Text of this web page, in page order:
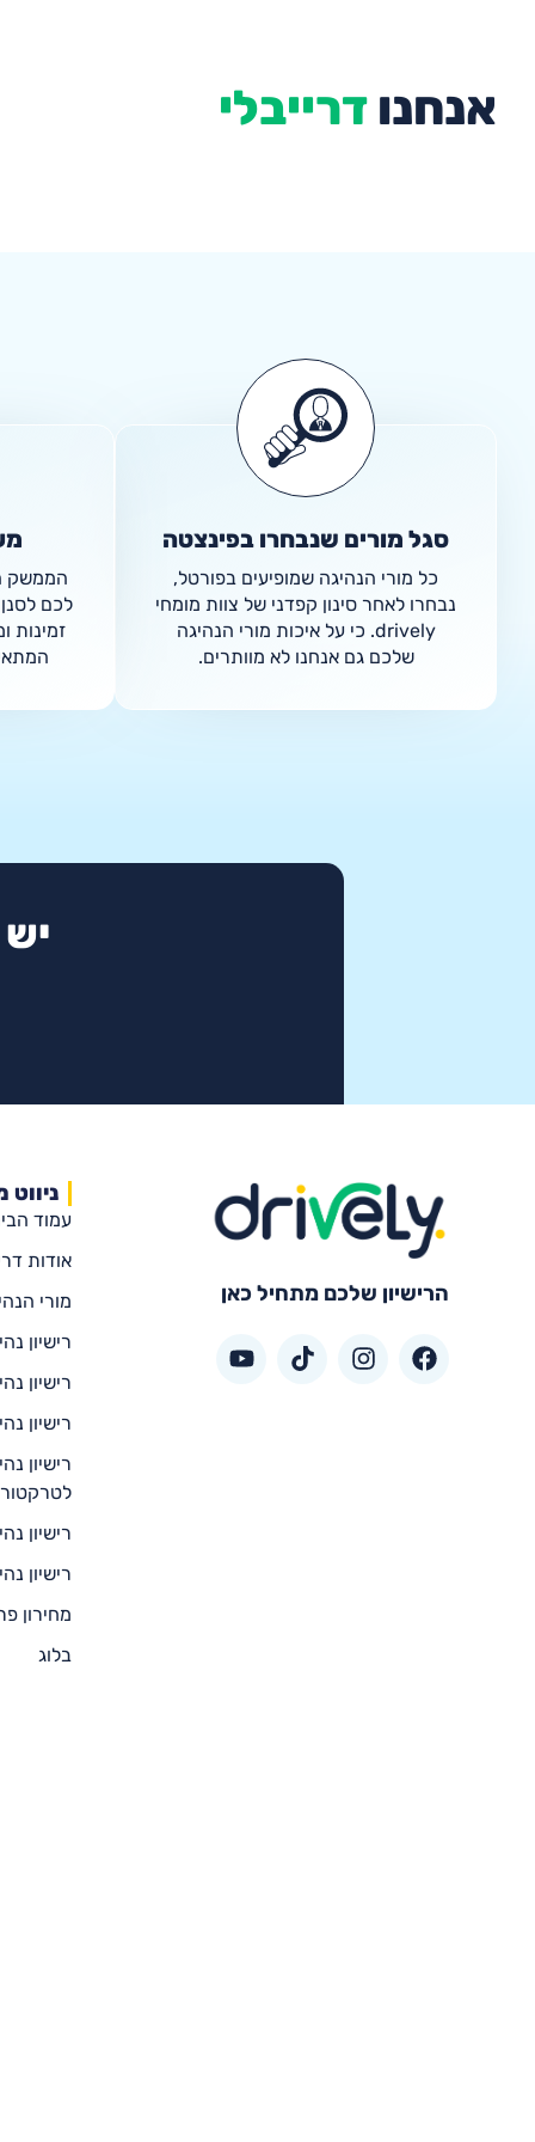
אנחנו דרייבלי
סגל מורים שנבחרו בפינצטה
כל מורי הנהיגה שמופיעים בפורטל,
נבחרו לאחר סינון קפדני של צוות מומחי
drively. כי על איכות מורי הנהיגה
שלכם גם אנחנו לא מוותרים.
לכם לסנן
זמינות
הרישיון שלכם מתחיל כאן
ניווט
עמוד
אודות
מורי
רישיון
רישיון
רישיון
רישיון
רישיון
רישיון
מחירון
בלוג